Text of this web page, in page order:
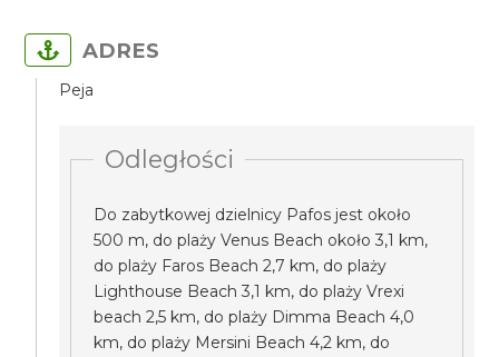
ADRES
Peja
Odległości
Do zabytkowej dzielnicy Pafos jest około
500 m, do plaży Venus Beach około 3,1 km,
do plaży Faros Beach 2,7 km, do plaży
Lighthouse Beach 3,1 km, do plaży Vrexi
beach 2,5 km, do plaży Dimma Beach 4,0
km, do plaży Mersini Beach 4,2 km, do